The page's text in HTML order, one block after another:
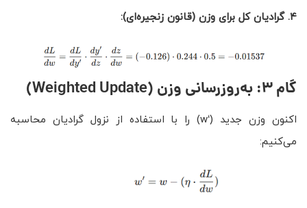
۴. گرادیان کل برای وزن (قانون زنجیره‌ای):
گام ۳: به‌روزرسانی وزن (Weighted Update)
اکنون وزن جدید (‘w) را با استفاده از نزول گرادیان محاسبه
می‌کنیم: